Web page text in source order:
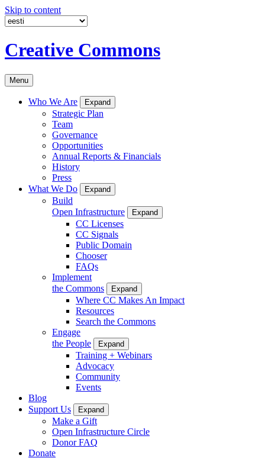
Skip to content
Creative Commons
Menu
Who We Are Expand
Strategic Plan
Team
Governance
Opportunities
Annual Reports & Financials
History
Press
What We Do
Expand
Build
Open Infrastructure
Expand
CC Licenses
CC Signals
Public Domain
Chooser
FAQs
Implement
the Commons
Expand
Where CC Makes An Impact
Resources
Search the Commons
Engage
the People
Expand
Training + Webinars
Advocacy
Community
Events
Blog
Support Us
Expand
Make a Gift
Open Infrastructure Circle
Donor FAQ
Donate